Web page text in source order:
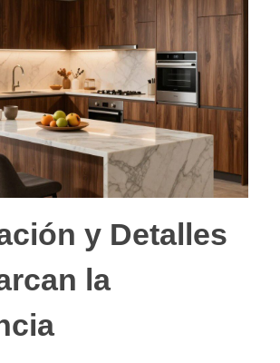
y Detalles
la